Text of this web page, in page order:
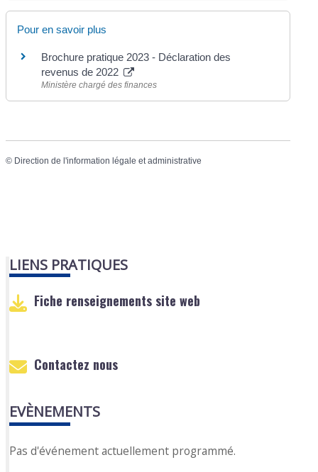
Pour en savoir plus
Brochure pratique 2023 - Déclaration des
revenus de 2022
Ministère chargé des finances
© Direction de l'information légale et administrative
LIENS PRATIQUES
Fiche renseignements site web
Contactez nous
EVÈNEMENTS
Pas d'événement actuellement programmé.